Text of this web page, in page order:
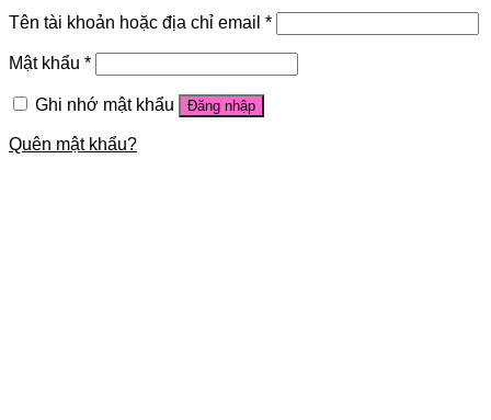
Tên tài khoản hoặc địa chỉ email *
Mật khẩu *
Ghi nhớ mật khẩu Đăng nhập
Quên mật khẩu?